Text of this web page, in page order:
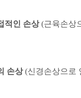
적인 손상(근육손상
손상(신경손상으로